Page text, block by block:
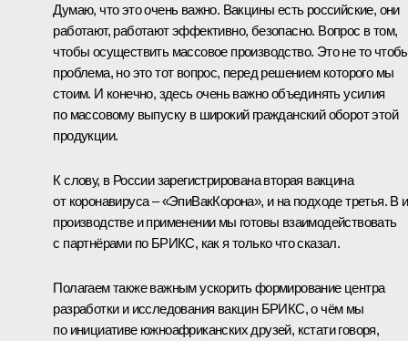
Думаю, что это очень важно. Вакцины есть российские, они
работают, работают эффективно, безопасно. Вопрос в том,
чтобы осуществить массовое производство. Это не то
проблема, но это тот вопрос, перед решением которого мы
стоим. И конечно, здесь очень важно объединять усилия
по массовому выпуску в широкий гражданский оборот этой
продукции.
К слову, в России зарегистрирована вторая вакцина
от коронавируса – «ЭпиВакКорона», и на подходе третья. В
производстве и применении мы готовы взаимодействовать
с партнёрами по БРИКС, как я только что сказал.
Полагаем также важным ускорить формирование центра
разработки и исследования вакцин БРИКС, о чём мы
по инициативе южноафриканских друзей, кстати говоря,